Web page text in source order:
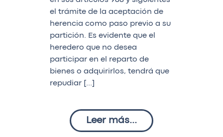
el trámite de la aceptación de
herencia como paso previo a su
partición. Es evidente que el
heredero que no desea
participar en el reparto de
bienes o adquirirlos, tendrá que
repudiar […]
Leer más...